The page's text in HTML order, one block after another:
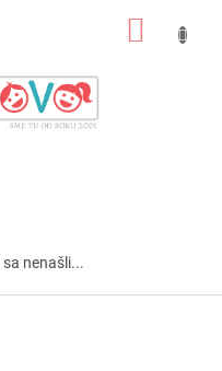
sa nenašli...